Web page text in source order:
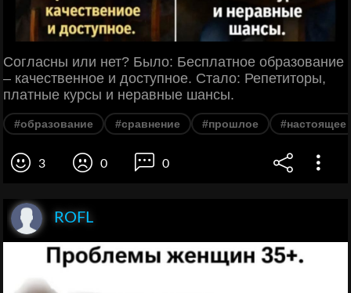
Согласны или нет? Было: Бесплатное образование
– качественное и доступное. Стало: Репетиторы,
платные курсы и неравные шансы.
#образование #сравнение #прошлое #настоящее
3 0 0
ROFL